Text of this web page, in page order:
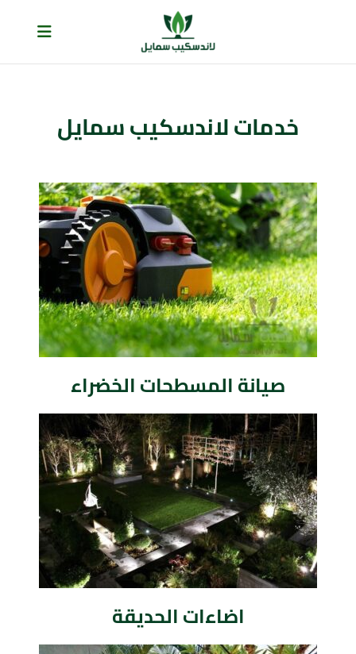
خدمات لاندسكيب سمايل
صيانة المسطحات الخضراء
اضاءات الحديقة